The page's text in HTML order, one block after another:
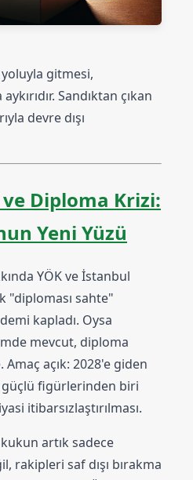
gitmesi,
Sandıktan çıkan
devre dışı
Diploma Krizi:
Yeni Yüzü
YÖK ve İstanbul
"diploması sahte"
kapladı. Oysa
mevcut, diploma
açık: 2028'e giden
figürlerinden biri
itibarsızlaştırılması.
artık sadece
rakipleri saf dışı bırakma